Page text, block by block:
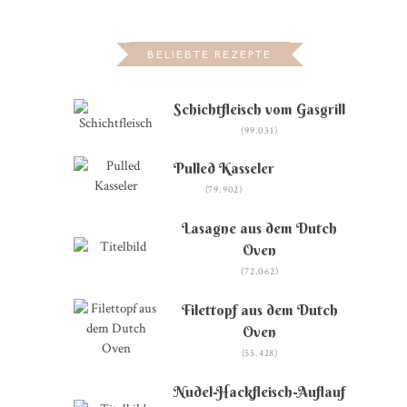
BELIEBTE REZEPTE
Schichtfleisch vom Gasgrill
(99.031)
Pulled Kasseler
(79.902)
Lasagne aus dem Dutch
Oven
(72.062)
Filettopf aus dem Dutch
Oven
(55.428)
Nudel-Hackfleisch-Auflauf